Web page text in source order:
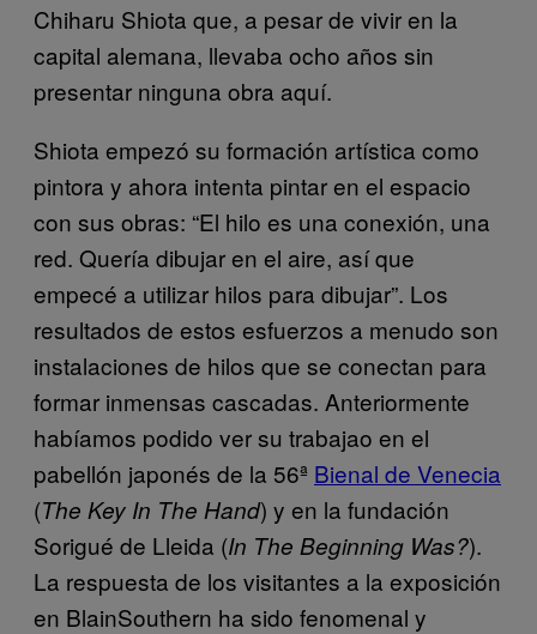
Chiharu Shiota que, a pesar de vivir en la
capital alemana, llevaba ocho años sin
presentar ninguna obra aquí.
Shiota empezó su formación artística como
pintora y ahora intenta pintar en el espacio
con sus obras: “El hilo es una conexión, una
red. Quería dibujar en el aire, así que
empecé a utilizar hilos para dibujar”. Los
resultados de estos esfuerzos a menudo son
instalaciones de hilos que se conectan para
formar inmensas cascadas. Anteriormente
habíamos podido ver su trabajao en el
pabellón japonés de la 56ª Bienal de Venecia
(The Key In The Hand) y en la fundación
Sorigué de Lleida (In The Beginning Was?).
La respuesta de los visitantes a la exposición
en BlainSouthern ha sido fenomenal y